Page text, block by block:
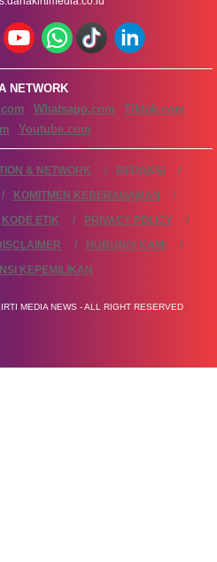
NETWORK
Whatsapp.com
Tiktok.com
Youtube.com
& NETWORK
REDAKSI
KOMITMEN KEBERAGAMAN
KODE ETIK
PRIVACY POLICY
HUBUNGI KAMI
KEPEMILIKAN
MEDIA NEWS - ALL RIGHT RESERVED